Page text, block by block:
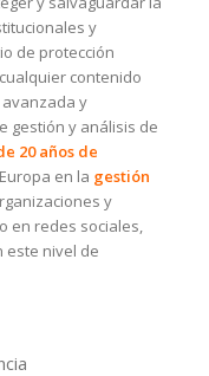
y
de protección
contenido
y
gestión y análisis de
20 años de
en la gestión
y
en redes sociales,
este nivel de